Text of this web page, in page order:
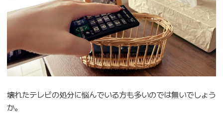
壊れたテレビの処分に悩んでいる方も多いのでは無いでしょう
か。